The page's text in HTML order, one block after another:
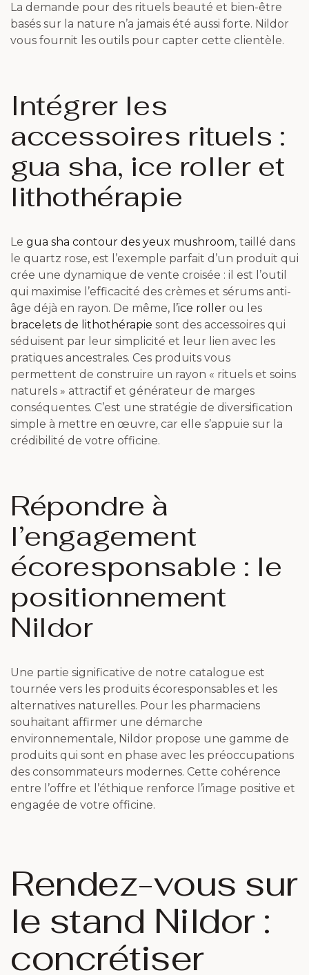
La demande pour des rituels beauté et bien-être
basés sur la nature n’a jamais été aussi forte. Nildor
vous fournit les outils pour capter cette clientèle.
Intégrer les
accessoires rituels :
gua sha, ice roller et
lithothérapie
Le gua sha contour des yeux mushroom, taillé dans
le quartz rose, est l’exemple parfait d’un produit qui
crée une dynamique de vente croisée : il est l’outil
qui maximise l’efficacité des crèmes et sérums anti-
âge déjà en rayon. De même, l’ice roller ou les
bracelets de lithothérapie sont des accessoires qui
séduisent par leur simplicité et leur lien avec les
pratiques ancestrales. Ces produits vous
permettent de construire un rayon « rituels et soins
naturels » attractif et générateur de marges
conséquentes. C’est une stratégie de diversification
simple à mettre en œuvre, car elle s’appuie sur la
crédibilité de votre officine.
Répondre à
l’engagement
écoresponsable : le
positionnement
Nildor
Une partie significative de notre catalogue est
tournée vers les produits écoresponsables et les
alternatives naturelles. Pour les pharmaciens
souhaitant affirmer une démarche
environnementale, Nildor propose une gamme de
produits qui sont en phase avec les préoccupations
des consommateurs modernes. Cette cohérence
entre l’offre et l’éthique renforce l’image positive et
engagée de votre officine.
Rendez-vous sur
le stand Nildor :
concrétiser